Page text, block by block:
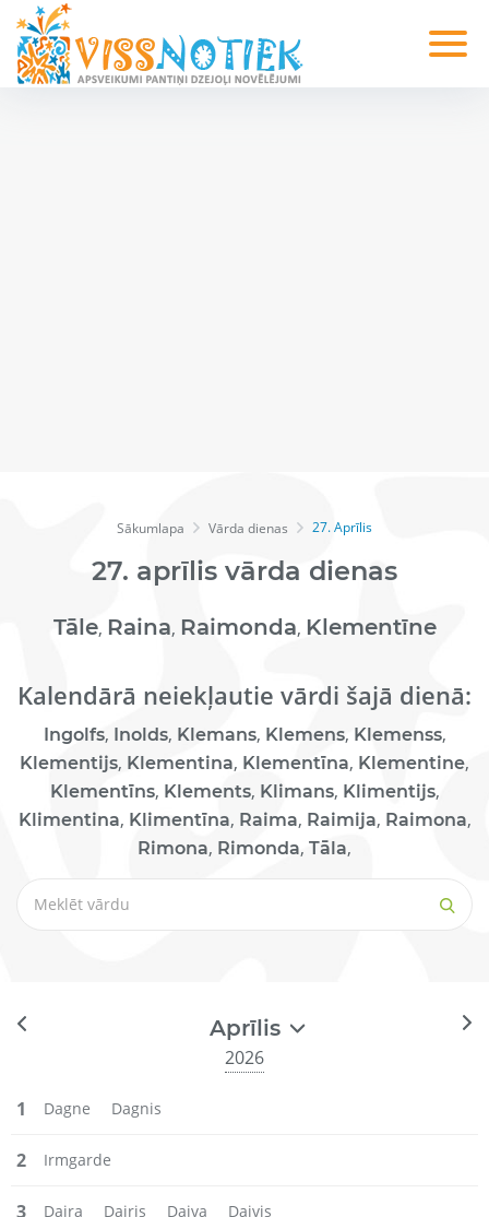
Sākumlapa Vārda dienas 27. Aprīlis
27. aprīlis vārda dienas
Tāle, Raina, Raimonda, Klementīne
Kalendārā neiekļautie vārdi šajā dienā:
Ingolfs, Inolds, Klemans, Klemens, Klemenss,
Klementijs, Klementina, Klementīna, Klementine,
Klementīns, Klements, Klimans, Klimentijs,
Klimentina, Klimentīna, Raima, Raimija, Raimona,
Rimona, Rimonda, Tāla,
Aprīlis
2026
1 Dagne Dagnis
2 Irmgarde
3 Daira Dairis Daiva Daivis